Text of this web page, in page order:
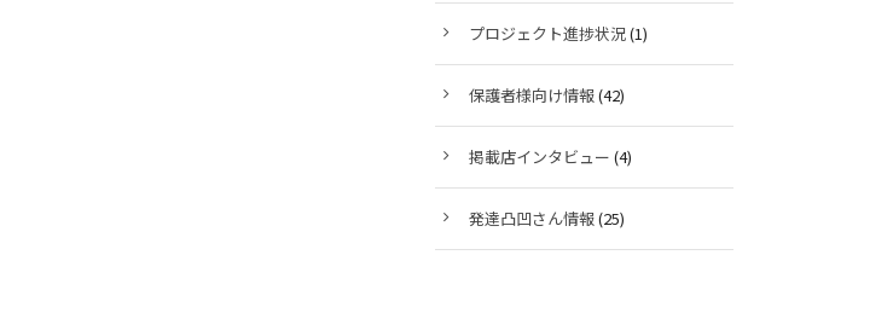
プロジェクト進捗状況(1)
保護者様向け情報(42)
掲載店インタビュー (4)
発達凸凹さん情報(25)